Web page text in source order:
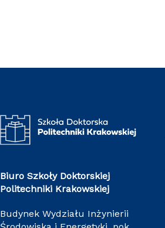
Biuro Szkoły Doktorskiej
Politechniki Krakowskiej
Budynek Wydziału Inżynierii